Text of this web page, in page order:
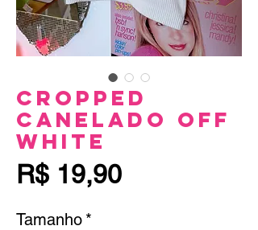
Cropped
Canelado Off
White
R$ 19,90Preço
Tamanho *